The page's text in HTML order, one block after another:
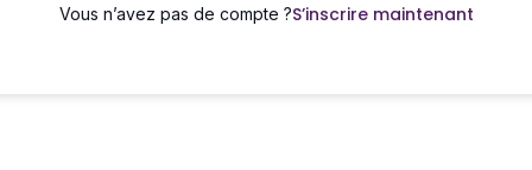
Vous n’avez pas de compte ?S’inscrire maintenant